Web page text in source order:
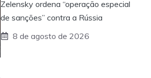
Zelensky ordena “operação especial
de sanções” contra a Rússia
8 de agosto de 2026